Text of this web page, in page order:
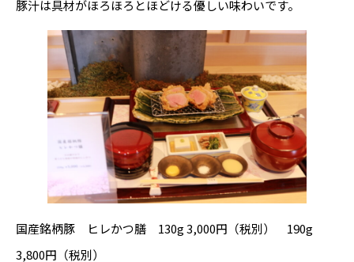
豚汁は具材がほろほろとほどける優しい味わいです。
国産銘柄豚 ヒレかつ膳 130g 3,000円（税別） 190g
3,800円（税別）